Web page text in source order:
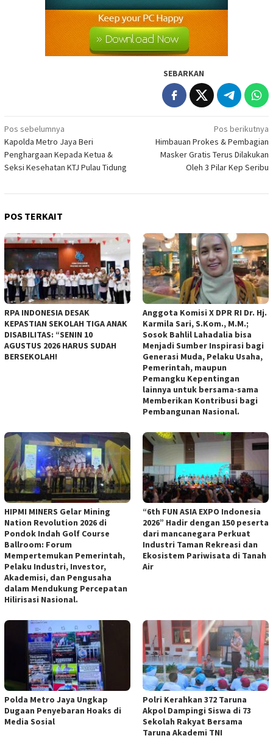
SEBARKAN
Navigasi
pos
Pos sebelumnya
Kapolda Metro Jaya Beri
Penghargaan Kepada Ketua &
Seksi Kesehatan KTJ Pulau Tidung
Pos berikutnya
Himbauan Prokes & Pembagian
Masker Gratis Terus Dilakukan
Oleh 3 Pilar Kep Seribu
POS TERKAIT
RPA INDONESIA DESAK
KEPASTIAN SEKOLAH TIGA ANAK
DISABILITAS: “SENIN 10
AGUSTUS 2026 HARUS SUDAH
BERSEKOLAH!
Anggota Komisi X DPR RI Dr. Hj.
Karmila Sari, S.Kom., M.M.;
Sosok Bahlil Lahadalia bisa
Menjadi Sumber Inspirasi bagi
Generasi Muda, Pelaku Usaha,
Pemerintah, maupun
Pemangku Kepentingan
lainnya untuk bersama-sama
Memberikan Kontribusi bagi
Pembangunan Nasional.
HIPMI MINERS Gelar Mining
Nation Revolution 2026 di
Pondok Indah Golf Course
Ballroom: Forum
Mempertemukan Pemerintah,
Pelaku Industri, Investor,
Akademisi, dan Pengusaha
dalam Mendukung Percepatan
Hilirisasi Nasional.
“6th FUN ASIA EXPO Indonesia
2026” Hadir dengan 150 peserta
dari mancanegara Perkuat
Industri Taman Rekreasi dan
Ekosistem Pariwisata di Tanah
Air
Polda Metro Jaya Ungkap
Dugaan Penyebaran Hoaks di
Media Sosial
Polri Kerahkan 372 Taruna
Akpol Dampingi Siswa di 73
Sekolah Rakyat Bersama
Taruna Akademi TNI